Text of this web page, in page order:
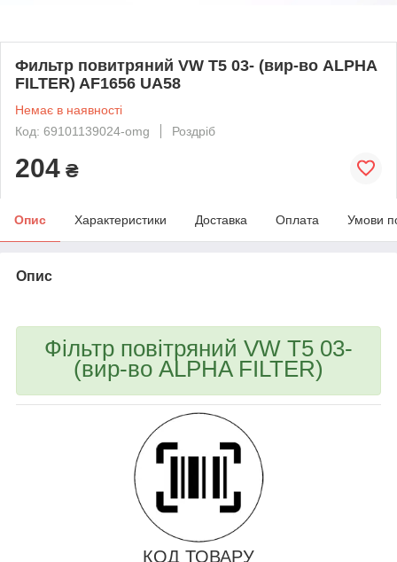
Фильтр повитряний VW T5 03- (вир-во ALPHA
FILTER) AF1656 UA58
Немає в наявності
Код: 69101139024-omg
Роздріб
204 ₴
Опис Характеристики Доставка Оплата Умови
Опис
Фільтр повітряний VW T5 03-
(вир-во ALPHA FILTER)
КОД ТОВАРУ